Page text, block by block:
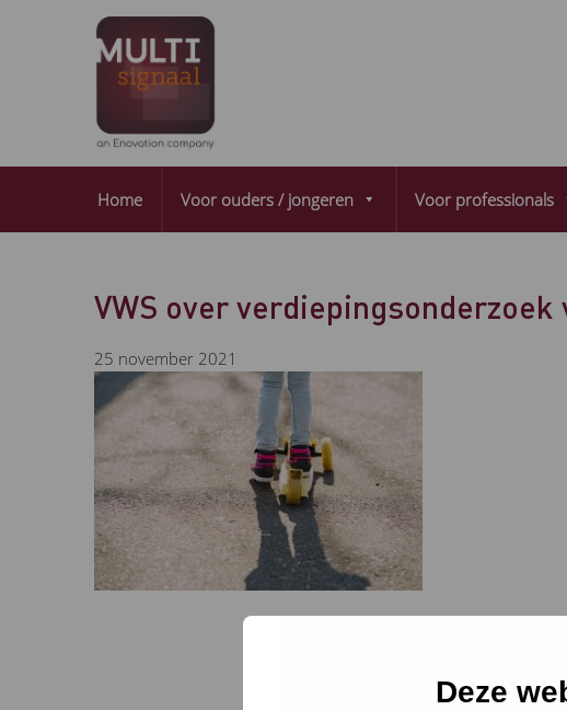
Deze
Home Voor ouders / jongeren Voor professionals
VWS over
25 november 2021